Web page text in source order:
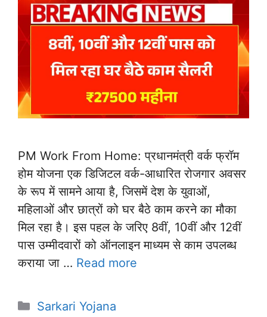
PM Work From Home: प्रधानमंत्री वर्क फ्रॉम
होम योजना एक डिजिटल वर्क-आधारित रोजगार अवसर
के रूप में सामने आया है, जिसमें देश के युवाओं,
महिलाओं और छात्रों को घर बैठे काम करने का मौका
मिल रहा है। इस पहल के जरिए 8वीं, 10वीं और 12वीं
पास उम्मीदवारों को ऑनलाइन माध्यम से काम उपलब्ध
कराया जा … Read more
Categories
Sarkari Yojana